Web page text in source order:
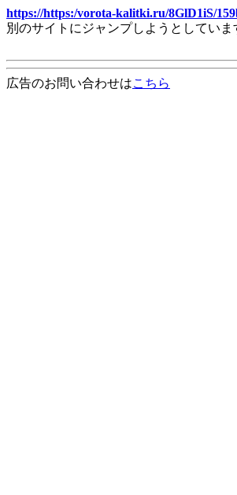
https://https:/vorota-kalitki.ru/8GlD1iS/
別のサイトにジャンプしようとしてい
広告のお問い合わせはこちら